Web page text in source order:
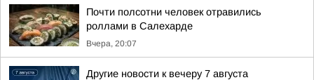
Почти полсотни человек отравились
роллами в Салехарде
Вчера, 20:07
Другие новости к вечеру 7 августа